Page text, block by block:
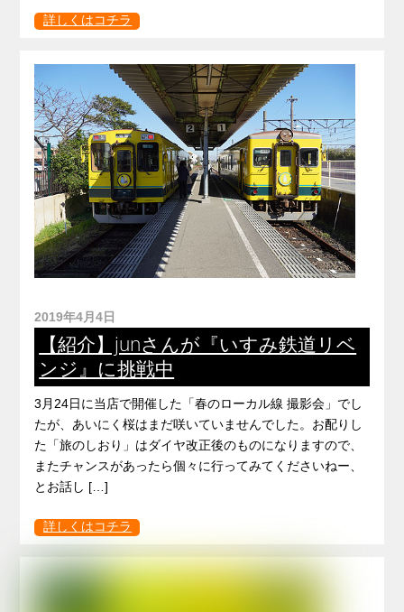
詳しくはコチラ
2019年4月4日
【紹介】junさんが『いすみ鉄道リベ
ンジ』に挑戦中
3月24日に当店で開催した「春のローカル線 撮影会」でし
たが、あいにく桜はまだ咲いていませんでした。お配りし
た「旅のしおり」はダイヤ改正後のものになりますので、
またチャンスがあったら個々に行ってみてくださいねー、
とお話し […]
詳しくはコチラ